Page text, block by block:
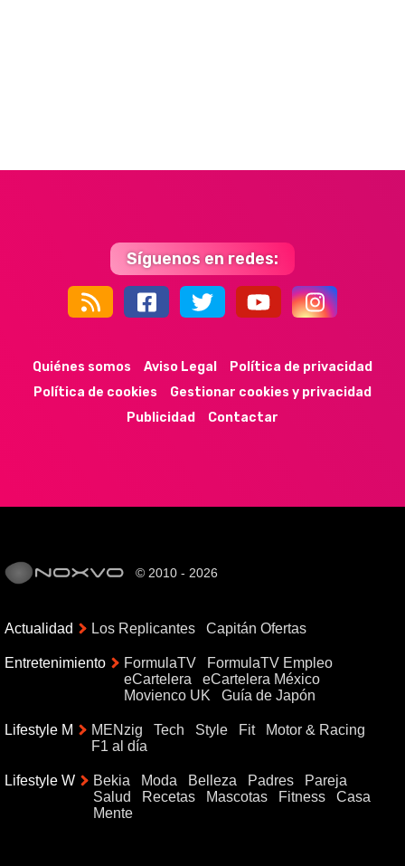
Síguenos en redes:
Quiénes somos Aviso Legal
Política de privacidad
Política de cookies
Gestionar cookies y privacidad
Publicidad
Contactar
© 2010 - 2026
Actualidad Los Replicantes Capitán Ofertas
Entretenimiento FormulaTV
FormulaTV Empleo
eCartelera
eCartelera México
Movienco UK
Guía de Japón
Lifestyle M MENzig Tech Style Fit
Motor & Racing
F1 al día
Lifestyle W Bekia Moda Belleza Padres
Pareja
Salud
Recetas Mascotas Fitness
Casa
Mente